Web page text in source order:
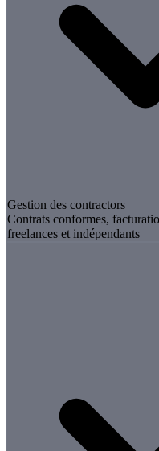
Gestion des contractors
Contrats conformes,
freelances et indépendants